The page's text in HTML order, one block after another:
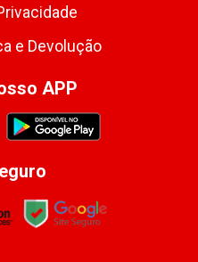
e Devolução
APP